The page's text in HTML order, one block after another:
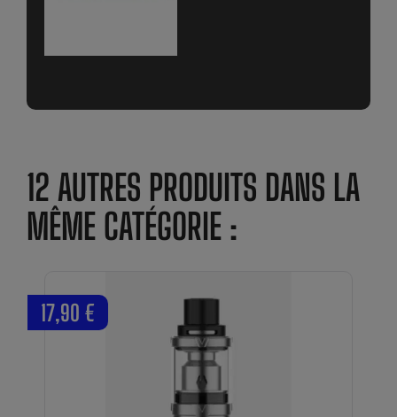
12 AUTRES PRODUITS DANS LA
MÊME CATÉGORIE :
17,90 €